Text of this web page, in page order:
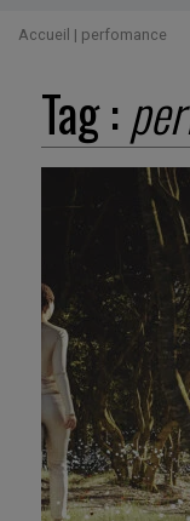
Accueil | perfomance
Tag :